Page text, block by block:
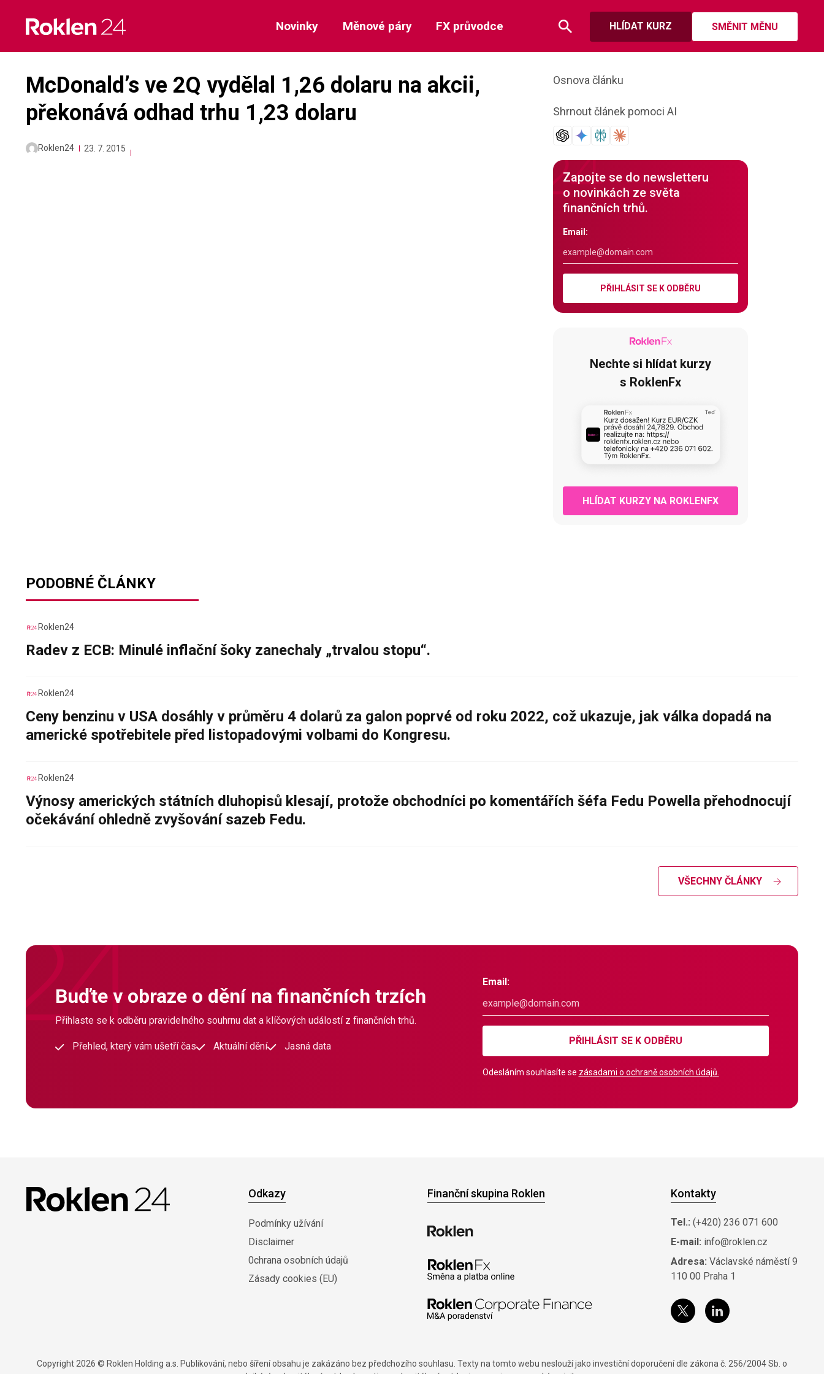
content
HLÍDAT KURZ SMĚNIT MĚNU
Novinky Měnové páry FX průvodce
McDonald’s ve 2Q vydělal 1,26 dolaru na akcii,
překonává odhad trhu 1,23 dolaru
Roklen24 23. 7. 2015
Osnova článku
Shrnout článek pomoci AI
Zapojte se do newsletteru
o novinkách ze světa
finančních trhů.
Email:
PŘIHLÁSIT SE K ODBĚRU
Nechte si hlídat kurzy
s RoklenFx
HLÍDAT KURZY NA ROKLENFX
PODOBNÉ ČLÁNKY
Roklen24
Radev z ECB: Minulé inflační šoky zanechaly „trvalou stopu“.
Roklen24
Ceny benzinu v USA dosáhly v průměru 4 dolarů za galon poprvé od roku 2022, což ukazuje, jak válka dopadá na
americké spotřebitele před listopadovými volbami do Kongresu.
Roklen24
Výnosy amerických státních dluhopisů klesají, protože obchodníci po komentářích šéfa Fedu Powella přehodnocují
očekávání ohledně zvyšování sazeb Fedu.
VŠECHNY ČLÁNKY
Buďte v obraze o dění na finančních trzích
Přihlaste se k odběru pravidelného souhrnu dat a klíčových událostí z finančních trhů.
Přehled, který vám ušetří čas Aktuální dění Jasná data
Email:
PŘIHLÁSIT SE K ODBĚRU
Odesláním souhlasíte se zásadami o ochraně osobních údajů.
Odkazy
Podmínky užívání
Disclaimer
0chrana osobních údajů
Zásady cookies (EU)
Finanční skupina Roklen Kontakty
Tel.: (+420) 236 071 600
E-mail: info@roklen.cz
Adresa: Václavské náměstí 9
110 00 Praha 1
Copyright 2026 © Roklen Holding a.s. Publikování, nebo šíření obsahu je zakázáno bez předchozího souhlasu. Texty na tomto webu neslouží jako investiční doporučení dle zákona č. 256/2004 Sb. o